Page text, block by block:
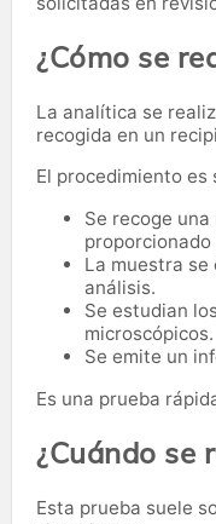
¿Cómo se
La analítica se
recogida en un
El procedimiento es
Se recoge
La muestra
análisis.
Se estudian
microscópicos.
Se emite un
Es una prueba
¿Cuándo se
Esta prueba suele